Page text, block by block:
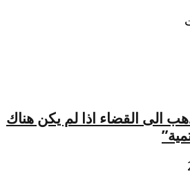
الى القضاء اذا لم يكن هناك